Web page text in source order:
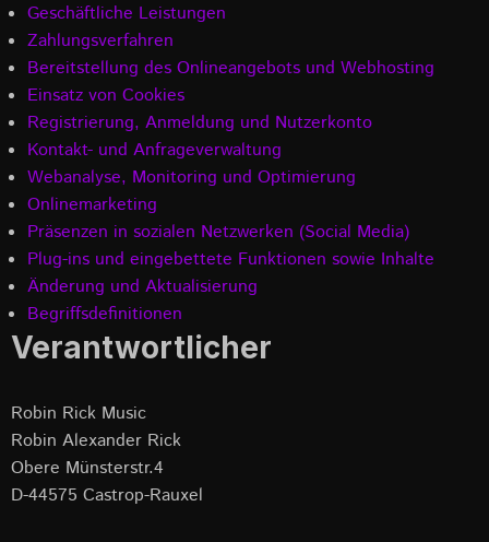
Geschäftliche Leistungen
Zahlungsverfahren
Bereitstellung des Onlineangebots und Webhosting
Einsatz von Cookies
Registrierung, Anmeldung und Nutzerkonto
Kontakt- und Anfrageverwaltung
Webanalyse, Monitoring und Optimierung
Onlinemarketing
Präsenzen in sozialen Netzwerken (Social Media)
Plug-ins und eingebettete Funktionen sowie Inhalte
Änderung und Aktualisierung
Begriffsdefinitionen
Verantwortlicher
Robin Rick Music
Robin Alexander Rick
Obere Münsterstr.4
D-44575 Castrop-Rauxel